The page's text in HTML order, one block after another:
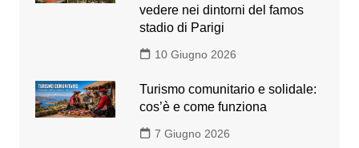
vedere nei dintorni del famos
stadio di Parigi
10 Giugno 2026
Turismo comunitario e solidale:
cos’è e come funziona
7 Giugno 2026